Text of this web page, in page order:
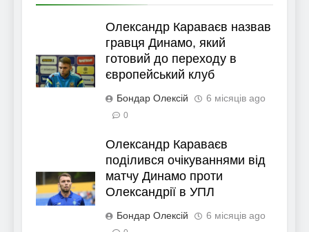
Олександр Караваєв назвав
гравця Динамо, який
готовий до переходу в
європейський клуб
Бондар Олексій 6 місяців ago
0
Олександр Караваєв
поділився очікуваннями від
матчу Динамо проти
Олександрії в УПЛ
Бондар Олексій 6 місяців ago